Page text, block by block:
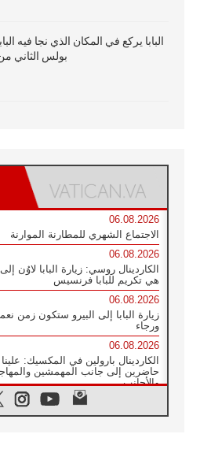
البابا يركع في المكان الذي نجا فيه
بولس الثاني
06.08.2026
الاجتماع الشهري للمطارنة الموارنة
06.08.2026
الكاردينال روسي: زيارة البابا لاوُن
هي تكريم للبابا فرنسيس
06.08.2026
زيارة البابا إلى البيرو ستكون زمن
ورجاء
06.08.2026
الكاردينال بارولين في المكسيك:
حاضرين إلى جانب المهمشين
والأجانب
البابا لاوُن الرابع عشر للشباب في